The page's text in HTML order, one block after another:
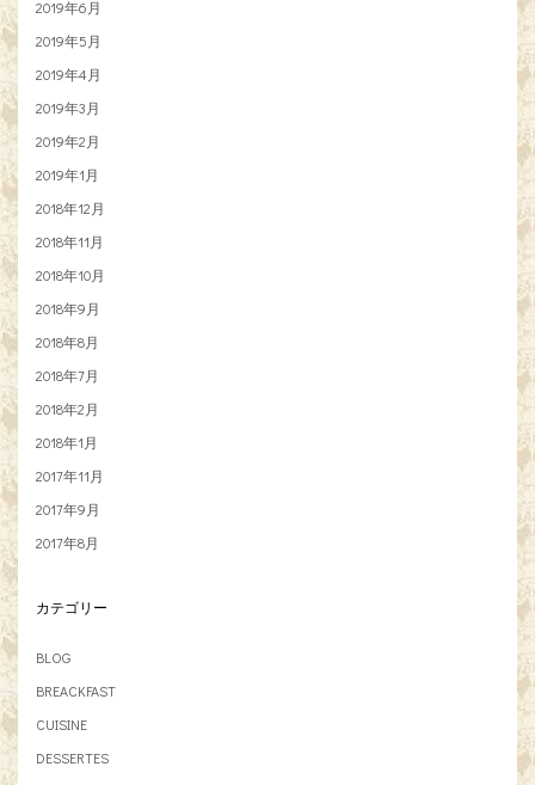
2019年6月
2019年5月
2019年4月
2019年3月
2019年2月
2019年1月
2018年12月
2018年11月
2018年10月
2018年9月
2018年8月
2018年7月
2018年2月
2018年1月
2017年11月
2017年9月
2017年8月
カテゴリー
BLOG
BREACKFAST
CUISINE
DESSERTES